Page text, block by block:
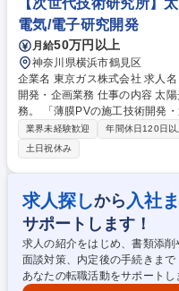
や業界団体での折衝経験をお持ちの
PT【東京】法規認証/産業機械
【次世代技術研究所】
電気/電子研究開発
月給50万円以上
神奈川県横浜市鶴見区
企業名 東京ガス株式会社 求人名 【次世代技術研究所】太陽光発電の研究
開発・企画業務 仕事の内容 太陽光発電に関する研究開発と企画業務を兼
務。 「薄膜PVの施工技術開発
発・発電量シミュレーション」 等の研究開発業務に加え、市場拡大に向け
た新規ビジネスモデル検討も担
C/PEST分析）、太陽光発電の
考案、新規技術開発、試験や実
で、幅広く対応いただきます。 募集職種 【次世代技術研究所】太陽光発
電の研究開発・企画業務
業界未経験歓迎 年間休日120日以
土日祝休み
求人探しから 入社
サポートします！
求人の紹介をはじめ、書類添削
面談対策、内定後の手続きまで
あなたの転職活動をサポートし